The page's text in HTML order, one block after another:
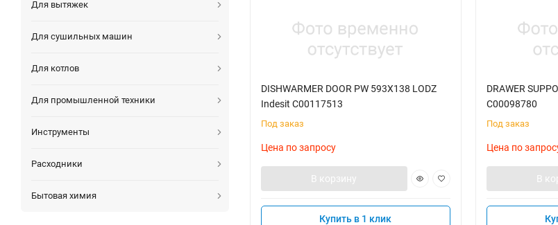
Для вытяжек
Для сушильных машин
Для котлов
Для промышленной техники
Инструменты
Расходники
Бытовая химия
DISHWARMER DOOR PW 593X138 LODZ
Indesit C00117513
Под заказ
Цена по запросу
В корзину
Купить в 1 клик
DRAWER
C00098780
Под заказ
Цена по
В